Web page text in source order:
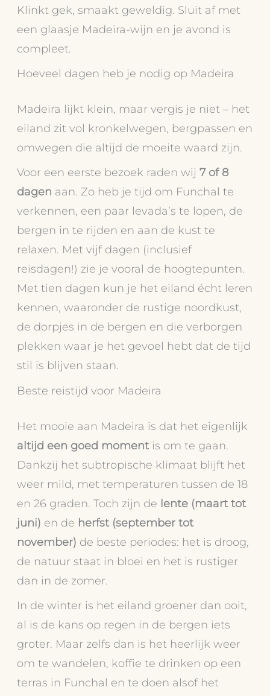
Klinkt gek, smaakt geweldig. Sluit af met
een glaasje Madeira-wijn en je avond is
compleet.
Hoeveel dagen heb je nodig op Madeira
Madeira lijkt klein, maar vergis je niet – het
eiland zit vol kronkelwegen, bergpassen en
omwegen die altijd de moeite waard zijn.
Voor een eerste bezoek raden wij7 of 8
dagen aan. Zo heb je tijd om Funchal te
verkennen, een paar levada’s te lopen, de
bergen in te rijden en aan de kust te
relaxen. Met vijf dagen (inclusief
reisdagen!) zie je vooral de hoogtepunten.
Met tien dagen kun je het eiland écht leren
kennen, waaronder de rustige noordkust,
de dorpjes in de bergen en die verborgen
plekken waar je het gevoel hebt dat de tijd
stil is blijven staan.
Beste reistijd voor Madeira
Het mooie aan Madeira is dat het eigenlijk
altijd een goed moment is om te gaan.
Dankzij het subtropische klimaat blijft het
weer mild, met temperaturen tussen de 18
en 26 graden. Toch zijn de lente (maart tot
juni) en de herfst (september tot
november) de beste periodes: het is droog,
de natuur staat in bloei en het is rustiger
dan in de zomer.
In de winter is het eiland groener dan ooit,
al is de kans op regen in de bergen iets
groter. Maar zelfs dan is het heerlijk weer
om te wandelen, koffie te drinken op een
terras in Funchal en te doen alsof het